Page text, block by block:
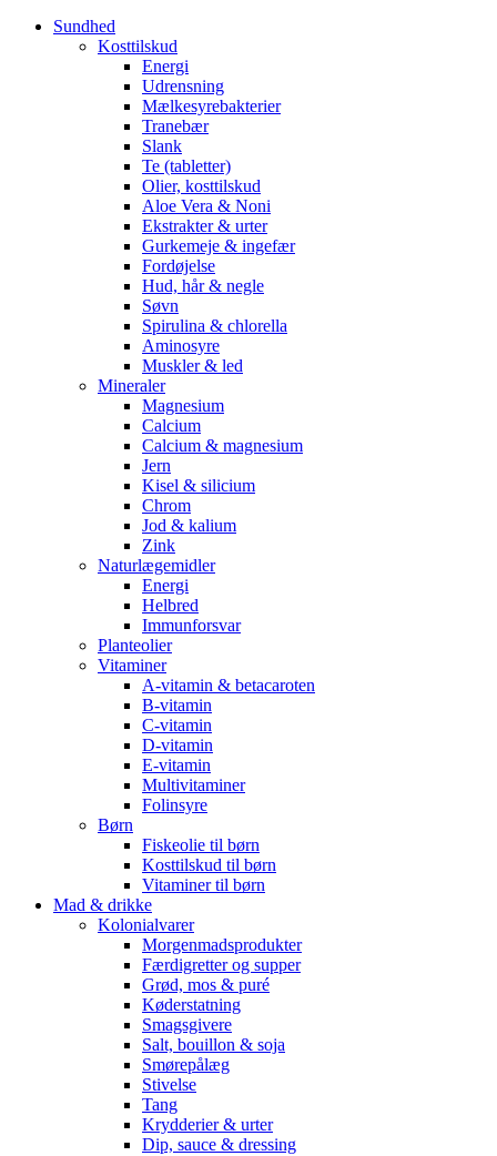
Sundhed
Kosttilskud
Energi
Udrensning
Mælkesyrebakterier
Tranebær
Slank
Te (tabletter)
Olier, kosttilskud
Aloe Vera & Noni
Ekstrakter & urter
Gurkemeje & ingefær
Fordøjelse
Hud, hår & negle
Søvn
Spirulina & chlorella
Aminosyre
Muskler & led
Mineraler
Magnesium
Calcium
Calcium & magnesium
Jern
Kisel & silicium
Chrom
Jod & kalium
Zink
Naturlægemidler
Energi
Helbred
Immunforsvar
Planteolier
Vitaminer
A-vitamin & betacaroten
B-vitamin
C-vitamin
D-vitamin
E-vitamin
Multivitaminer
Folinsyre
Børn
Fiskeolie til børn
Kosttilskud til børn
Vitaminer til børn
Mad & drikke
Kolonialvarer
Morgenmadsprodukter
Færdigretter og supper
Grød, mos & puré
Køderstatning
Smagsgivere
Salt, bouillon & soja
Smørepålæg
Stivelse
Tang
Krydderier & urter
Dip, sauce & dressing